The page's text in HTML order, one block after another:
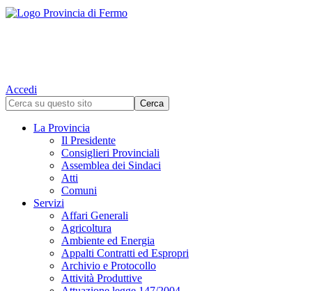
Accedi
La Provincia
Il Presidente
Consiglieri Provinciali
Assemblea dei Sindaci
Atti
Comuni
Servizi
Affari Generali
Agricoltura
Ambiente ed Energia
Appalti Contratti ed Espropri
Archivio e Protocollo
Attività Produttive